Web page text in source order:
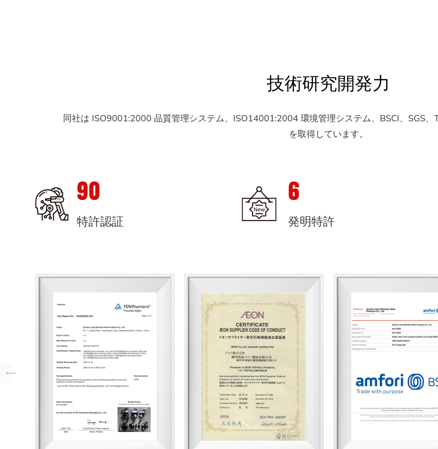
技術研究開発力
同社は ISO9001:2000 品質管理システム、ISO14001:2004 環境管理システム、BSCI、SGS
を取得しています。
90
特許認証
6
発明特許